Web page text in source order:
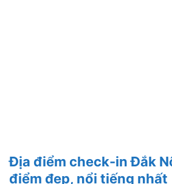
Địa điểm check-in Đắk
điểm đẹp, nổi tiếng nhất